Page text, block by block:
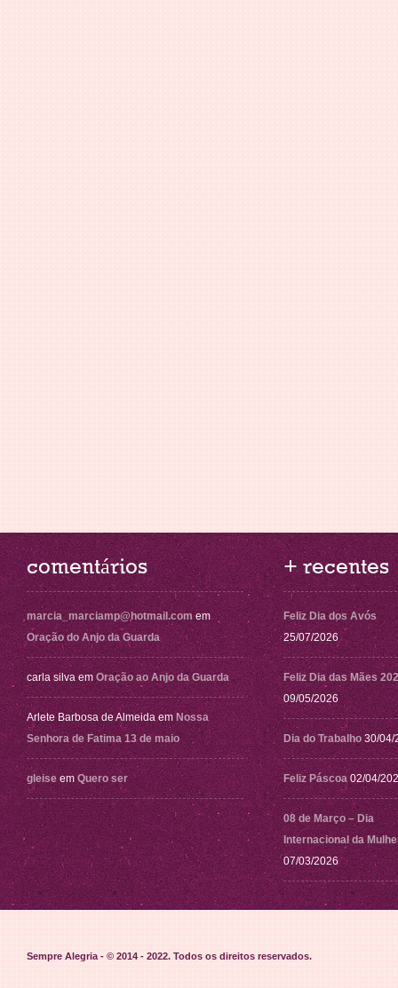
comentários
marcia_marciamp@hotmail.com em
Oração do Anjo da Guarda
carla silva em Oração ao Anjo da Guarda
Arlete Barbosa de Almeida em Nossa
Senhora de Fatima 13 de maio
gleise em Quero ser
+ recentes
Feliz Dia dos Avós
25/07/2026
Feliz Dia das Mães
09/05/2026
Dia do Trabalho 30/04/
Feliz Páscoa 02/04/
08 de Março – Dia
Internacional da
07/03/2026
Sempre Alegria - © 2014 - 2022. Todos os direitos reservados.